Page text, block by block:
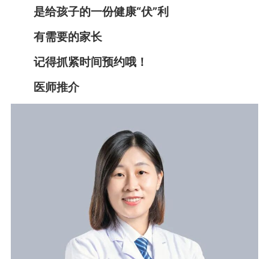
是给孩子的一份健康“伏”利
有需要的家长
记得抓紧时间预约哦！
医师推介